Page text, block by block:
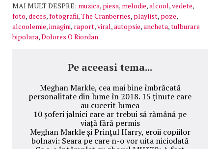
MAI MULT DESPRE: muzica, piesa, melodie,alcool,vedete,
foto,deces,fotografii,The Cranberries, playlist, poze,
alcoolemie,imagini, raport,viral,autopsie,ancheta,tulburare
bipolara,Dolores O Riordan
Pe aceeasi tema...
Meghan Markle, cea mai bine îmbrăcată
personalitate din lume în 2018. 15 ținute care
au cucerit lumea
10 șoferi jalnici care ar trebui să rămână pe
viață fără permis
Meghan Markle și Prințul Harry, eroii copiilor
bolnavi: Seara pe care n-o vor uita niciodată